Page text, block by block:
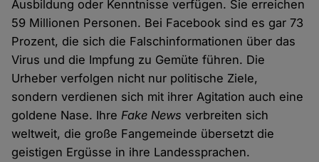
Ausbildung oder Kenntnisse verfügen. Sie erreichen
59 Millionen Personen. Bei Facebook sind es gar 73
Prozent, die sich die Falschinformationen über das
Virus und die Impfung zu Gemüte führen. Die
Urheber verfolgen nicht nur politische Ziele,
sondern verdienen sich mit ihrer Agitation auch eine
goldene Nase. IhreFake News verbreiten sich
weltweit, die große Fangemeinde übersetzt die
geistigen Ergüsse in ihre Landessprachen.